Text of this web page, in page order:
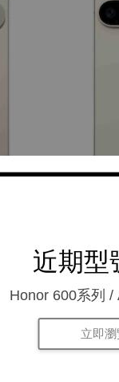
近期型
Honor 600系列 /
立即